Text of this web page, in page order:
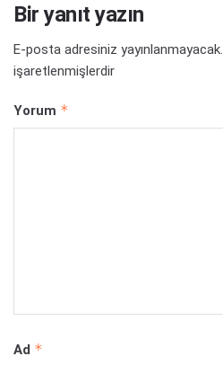
Bir yanıt yazın
E-posta adresiniz yayınlanmayacak.
işaretlenmişlerdir
Yorum *
Ad *